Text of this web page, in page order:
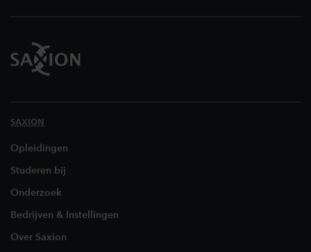
SAXION
Opleidingen
Studeren bij
Onderzoek
Bedrijven & Instellingen
Over Saxion